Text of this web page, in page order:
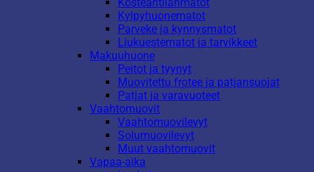
Kylpyhuonematot
Parveke ja kynnysmatot
Liukuestematot ja tarvikkeet
Makuuhuone
Peitot ja tyynyt
Muovitettu frotee ja patjansuojat
Patjat ja varavuoteet
Vaahtomuovit
Vaahtomuovilevyt
Solumuovilevyt
Muut vaahtomuovit
Vapaa-aika